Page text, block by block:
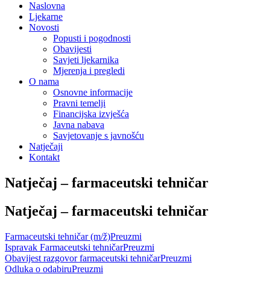
Naslovna
Ljekarne
Novosti
Popusti i pogodnosti
Obavijesti
Savjeti ljekarnika
Mjerenja i pregledi
O nama
Osnovne informacije
Pravni temelji
Financijska izvješća
Javna nabava
Savjetovanje s javnošću
Natječaji
Kontakt
Natječaj – farmaceutski tehničar
Natječaj – farmaceutski tehničar
Farmaceutski tehničar (m/ž)Preuzmi
Ispravak Farmaceutski tehničarPreuzmi
Obavijest razgovor farmaceutski tehničarPreuzmi
Odluka o odabiruPreuzmi